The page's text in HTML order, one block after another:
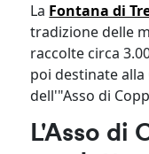
La Fontana di
tradizione delle
raccolte circa
poi destinate
dell'"Asso di
L'Asso di